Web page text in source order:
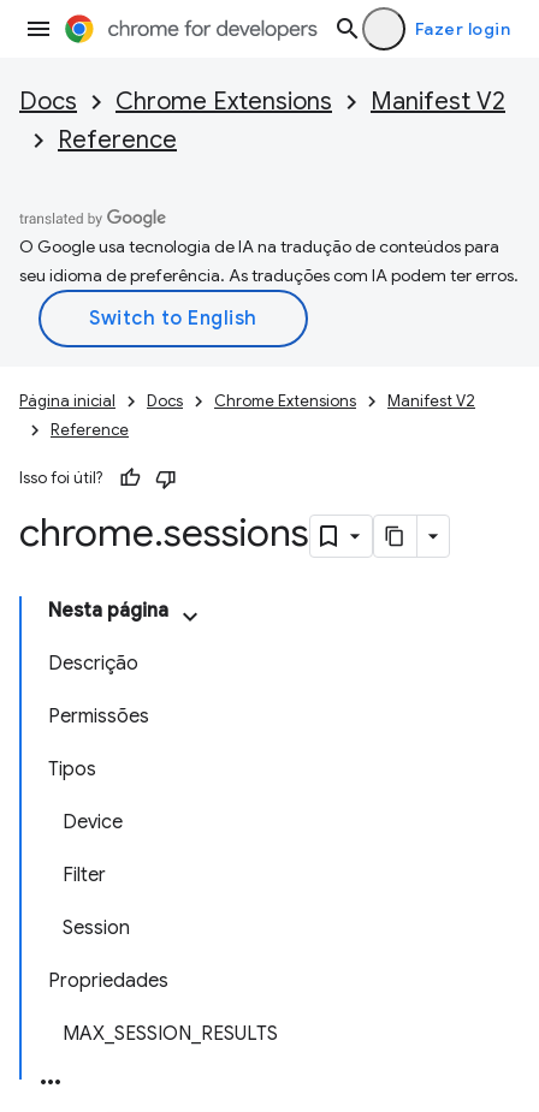
Fazer login
Docs Chrome Extensions
Manifest V2
Reference
O Google usa tecnologia de IA na tradução de conteúdos para
seu idioma de preferência. As traduções com IA podem ter erros.
Página inicial Docs Chrome Extensions
Manifest V2
Reference
Isso foi útil?
chrome.sessions
Nesta página
Descrição
Permissões
Tipos
Device
Filter
Session
Propriedades
MAX_SESSION_RESULTS